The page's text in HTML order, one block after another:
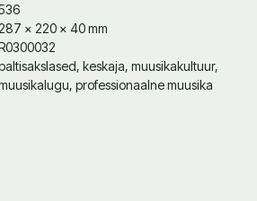
287 × 220 × 40 mm
keskaja, muusikakultuur,
professionaalne muusika